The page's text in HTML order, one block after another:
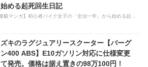
始める起死回生日記
キのラグジュアリースクーター【バーグ
400 ABS】E10ガソリン対応に仕様変更
て発売。価格は据え置きの98万100円！